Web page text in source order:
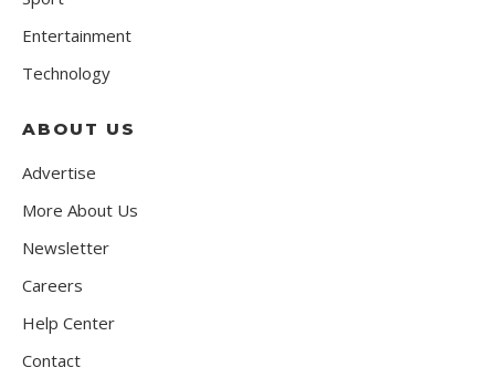
Entertainment
Technology
ABOUT US
Advertise
More About Us
Newsletter
Careers
Help Center
Contact